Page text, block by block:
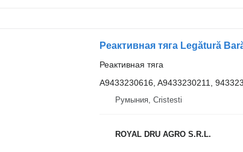
Реактивная тяга
A9433230616, A9433230211,
Румыния, Cristesti
ROYAL DRU AGRO S.R.L.